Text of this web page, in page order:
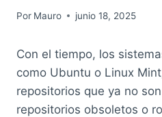
Por Mauro junio 18, 2025
Con el tiempo, los
como Ubuntu o Linux
repositorios que ya no
repositorios obsoletos o